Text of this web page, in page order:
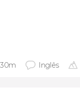
Inglês